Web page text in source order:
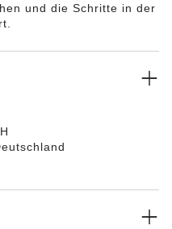
und die Schritte in der